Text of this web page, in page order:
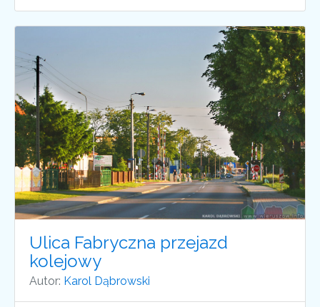
Ulica Fabryczna przejazd
kolejowy
Autor: Karol Dąbrowski